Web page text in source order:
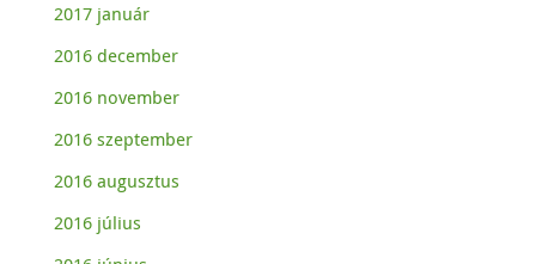
2017 január
2016 december
2016 november
2016 szeptember
2016 augusztus
2016 július